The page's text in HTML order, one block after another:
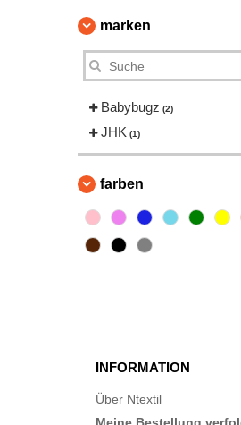
marken
Babybugz (2)
JHK (1)
farben
INFORMATION
Über Ntextil